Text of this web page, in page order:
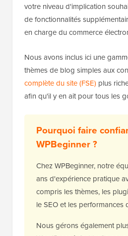
votre niveau d'implication
de fonctionnalités
en charge du commerce
Nous avons inclus ici une
thèmes de blog simples aux
complète du site (FSE) plus
afin qu'il y en ait pour tous les
Pourquoi faire
WPBeginner ?
Chez WPBeginner, notre
ans d'expérience pratique
compris les thèmes, les
le SEO et les performances
Nous gérons également